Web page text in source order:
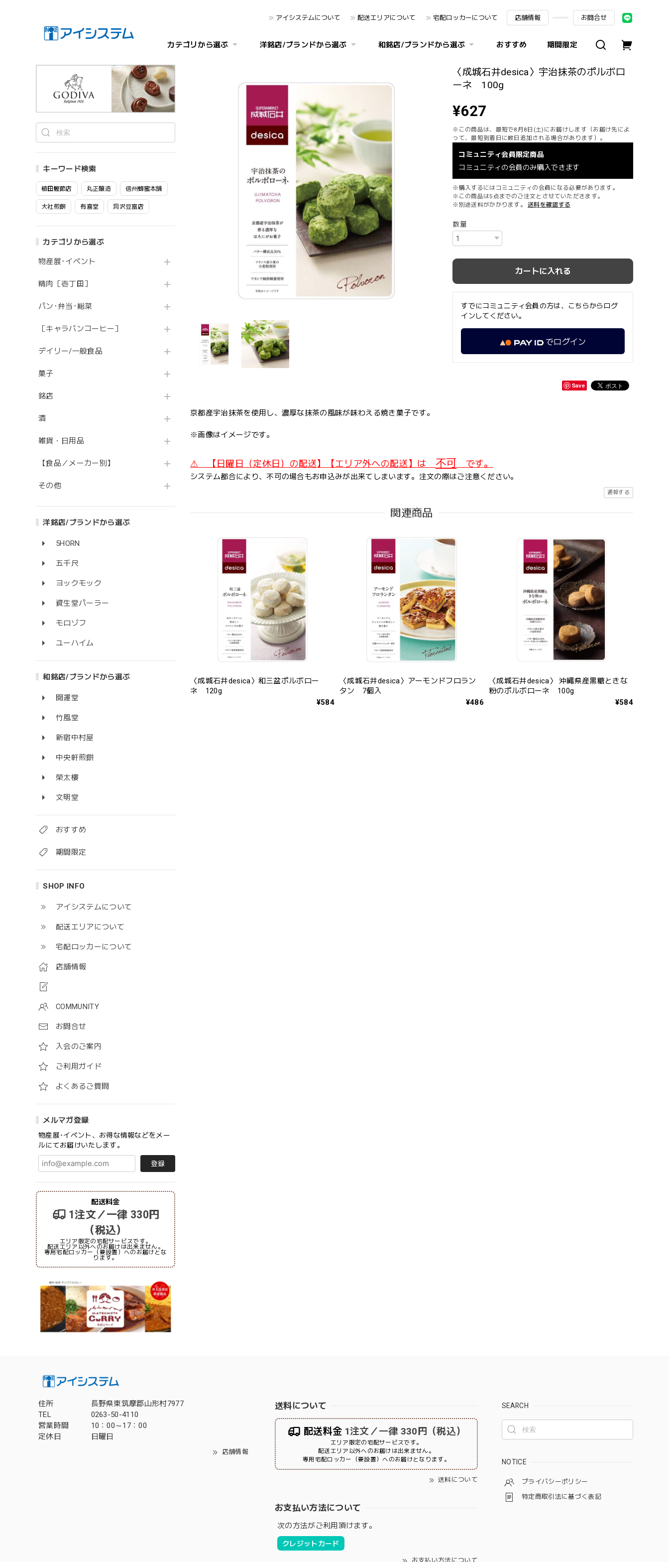
アイシステムについて 配送エリアについて 宅配ロッカーについて 店舗情報 お問合せ
カテゴリから選ぶ 洋銘店/ブランドから選ぶ 和銘店/ブランドから選ぶ おすすめ 期間限定
キーワード検索
植田鰹節店 丸正醸造 信州蜂蜜本舗
大社煎餅 有喜堂 洞沢豆富店
カテゴリから選ぶ
物産展･イベント
精肉［壱丁田］
パン･弁当･総菜
［キャラバンコーヒー］
デイリー/一般食品
菓子
銘店
酒
雑貨・日用品
【食品／メーカー別】
その他
洋銘店/ブランドから選ぶ
5HORN
五千尺
ヨックモック
資生堂パーラー
モロゾフ
ユーハイム
和銘店/ブランドから選ぶ
開運堂
竹風堂
新宿中村屋
中央軒煎餅
榮太樓
文明堂
おすすめ
期間限定
SHOP INFO
アイシステムについて
配送エリアについて
宅配ロッカーについて
店舗情報
COMMUNITY
お問合せ
入会のご案内
ご利用ガイド
よくあるご質問
メルマガ登録
物産展･イベント、お得な情報などをメー
ルにてお届けいたします。
登録
配送料金
1注文／一律 330円
（税込）
エリア限定の宅配サービスです。
配送エリア以外へのお届けは出来ません。
専用宅配ロッカー（要設置）へのお届けとな
ります。
〈成城石井desica〉宇治抹茶のポルボロ
ーネ 100g
¥627
※この商品は、最短で8月8日(土)にお届けします（お届け先によ
って、最短到着日に数日追加される場合があります）。
コミュニティ会員限定商品
コミュニティの会員のみ購入できます
※購入するにはコミュニティの会員になる必要があります。
※この商品は5点までのご注文とさせていただきます。
※別途送料がかかります。
送料を確認する
数量
カートに入れる
すでにコミュニティ会員の方は、こちらからログ
インしてください。
でログイン
Save
京都産宇治抹茶を使用し、濃厚な抹茶の風味が味わえる焼き菓子です。
※画像はイメージです。
⚠ 【日曜日（定休日）の配送】【エリア外への配送】は 不可 です。
システム都合により、不可の場合もお申込みが出来てしまいます。注文の際はご注意ください。
通報する
関連商品
〈成城石井desica〉和三盆ポルボロー
ネ 120g
¥584
〈成城石井desica〉アーモンドフロラン
タン 7個入
¥486
〈成城石井desica〉 沖縄県産黒糖ときな
粉のポルボローネ 100g
¥584
住所
長野県東筑摩郡山形村7977
TEL
0263-50-4110
営業時間
10：00～17：00
定休日
日曜日
店舗情報
送料について
配送料金 1注文／一律 330円（税込）
エリア限定の宅配サービスです。
配送エリア以外へのお届けは出来ません。
専用宅配ロッカー（要設置）へのお届けとなります。
送料について
お支払い方法について
次の方法がご利用頂けます。
クレジットカード
お支払い方法について
SEARCH
NOTICE
プライバシーポリシー
特定商取引法に基づく表記